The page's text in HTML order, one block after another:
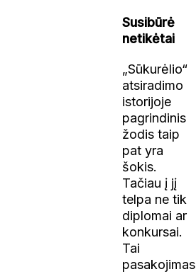
Susibūrė
netikėtai
„Sūkurėlio“
atsiradimo
istorijoje
pagrindinis
žodis taip
pat yra
šokis.
Tačiau į jį
telpa ne tik
diplomai ar
konkursai.
Tai
pasakojimas